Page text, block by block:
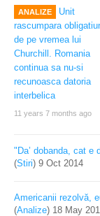
ANALIZE
11 years 7 months ago
"Da’ dobanda, cat e
(Stiri) 9 Oct 2014
Americanii rezolvă,
(Analize) 18 May